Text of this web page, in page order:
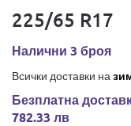
225/65 R17
Налични 3 броя
Всички доставки на
Безплатна
782.33 лв